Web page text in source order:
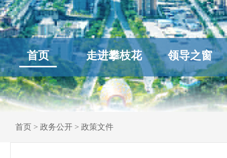
首页 走进攀枝花 领导之窗
首页 > 政务公开 > 政策文件